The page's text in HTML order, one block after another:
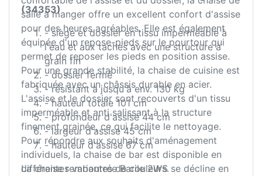
salle à manger offre un excellent confort d'assise
pour des heures agréables. Elle est également
équipée d'un repose-pieds sur le pourtour qui
permet de reposer les pieds en position assise.
Pour une grande stabilité, la chaise de cuisine est
fabriquée avec un châssis durable en acier.
L'assise et le dossier sont recouverts d'un tissu
imperméable et anti salissant à la structure
finement grainée, ce qui facilite le nettoyage.
Pour répondre aux souhaits d'aménagement
individuels, la chaise de bar est disponible en
différentes variantes de couleurs.
(34353)
- siège et dossier en tissu imperméable à
l'eau et aux taches avec une structure à
grain fin
- dossier fermé
- résistant à jusqu'à env. 130 kg
- hauteur totale 101 cm
- profondeur d'assise 44 cm
- largeur d'assise 45 cm
- hauteur d'assise 67 cm
La chaise rembourrée Barile 2WS se décline en